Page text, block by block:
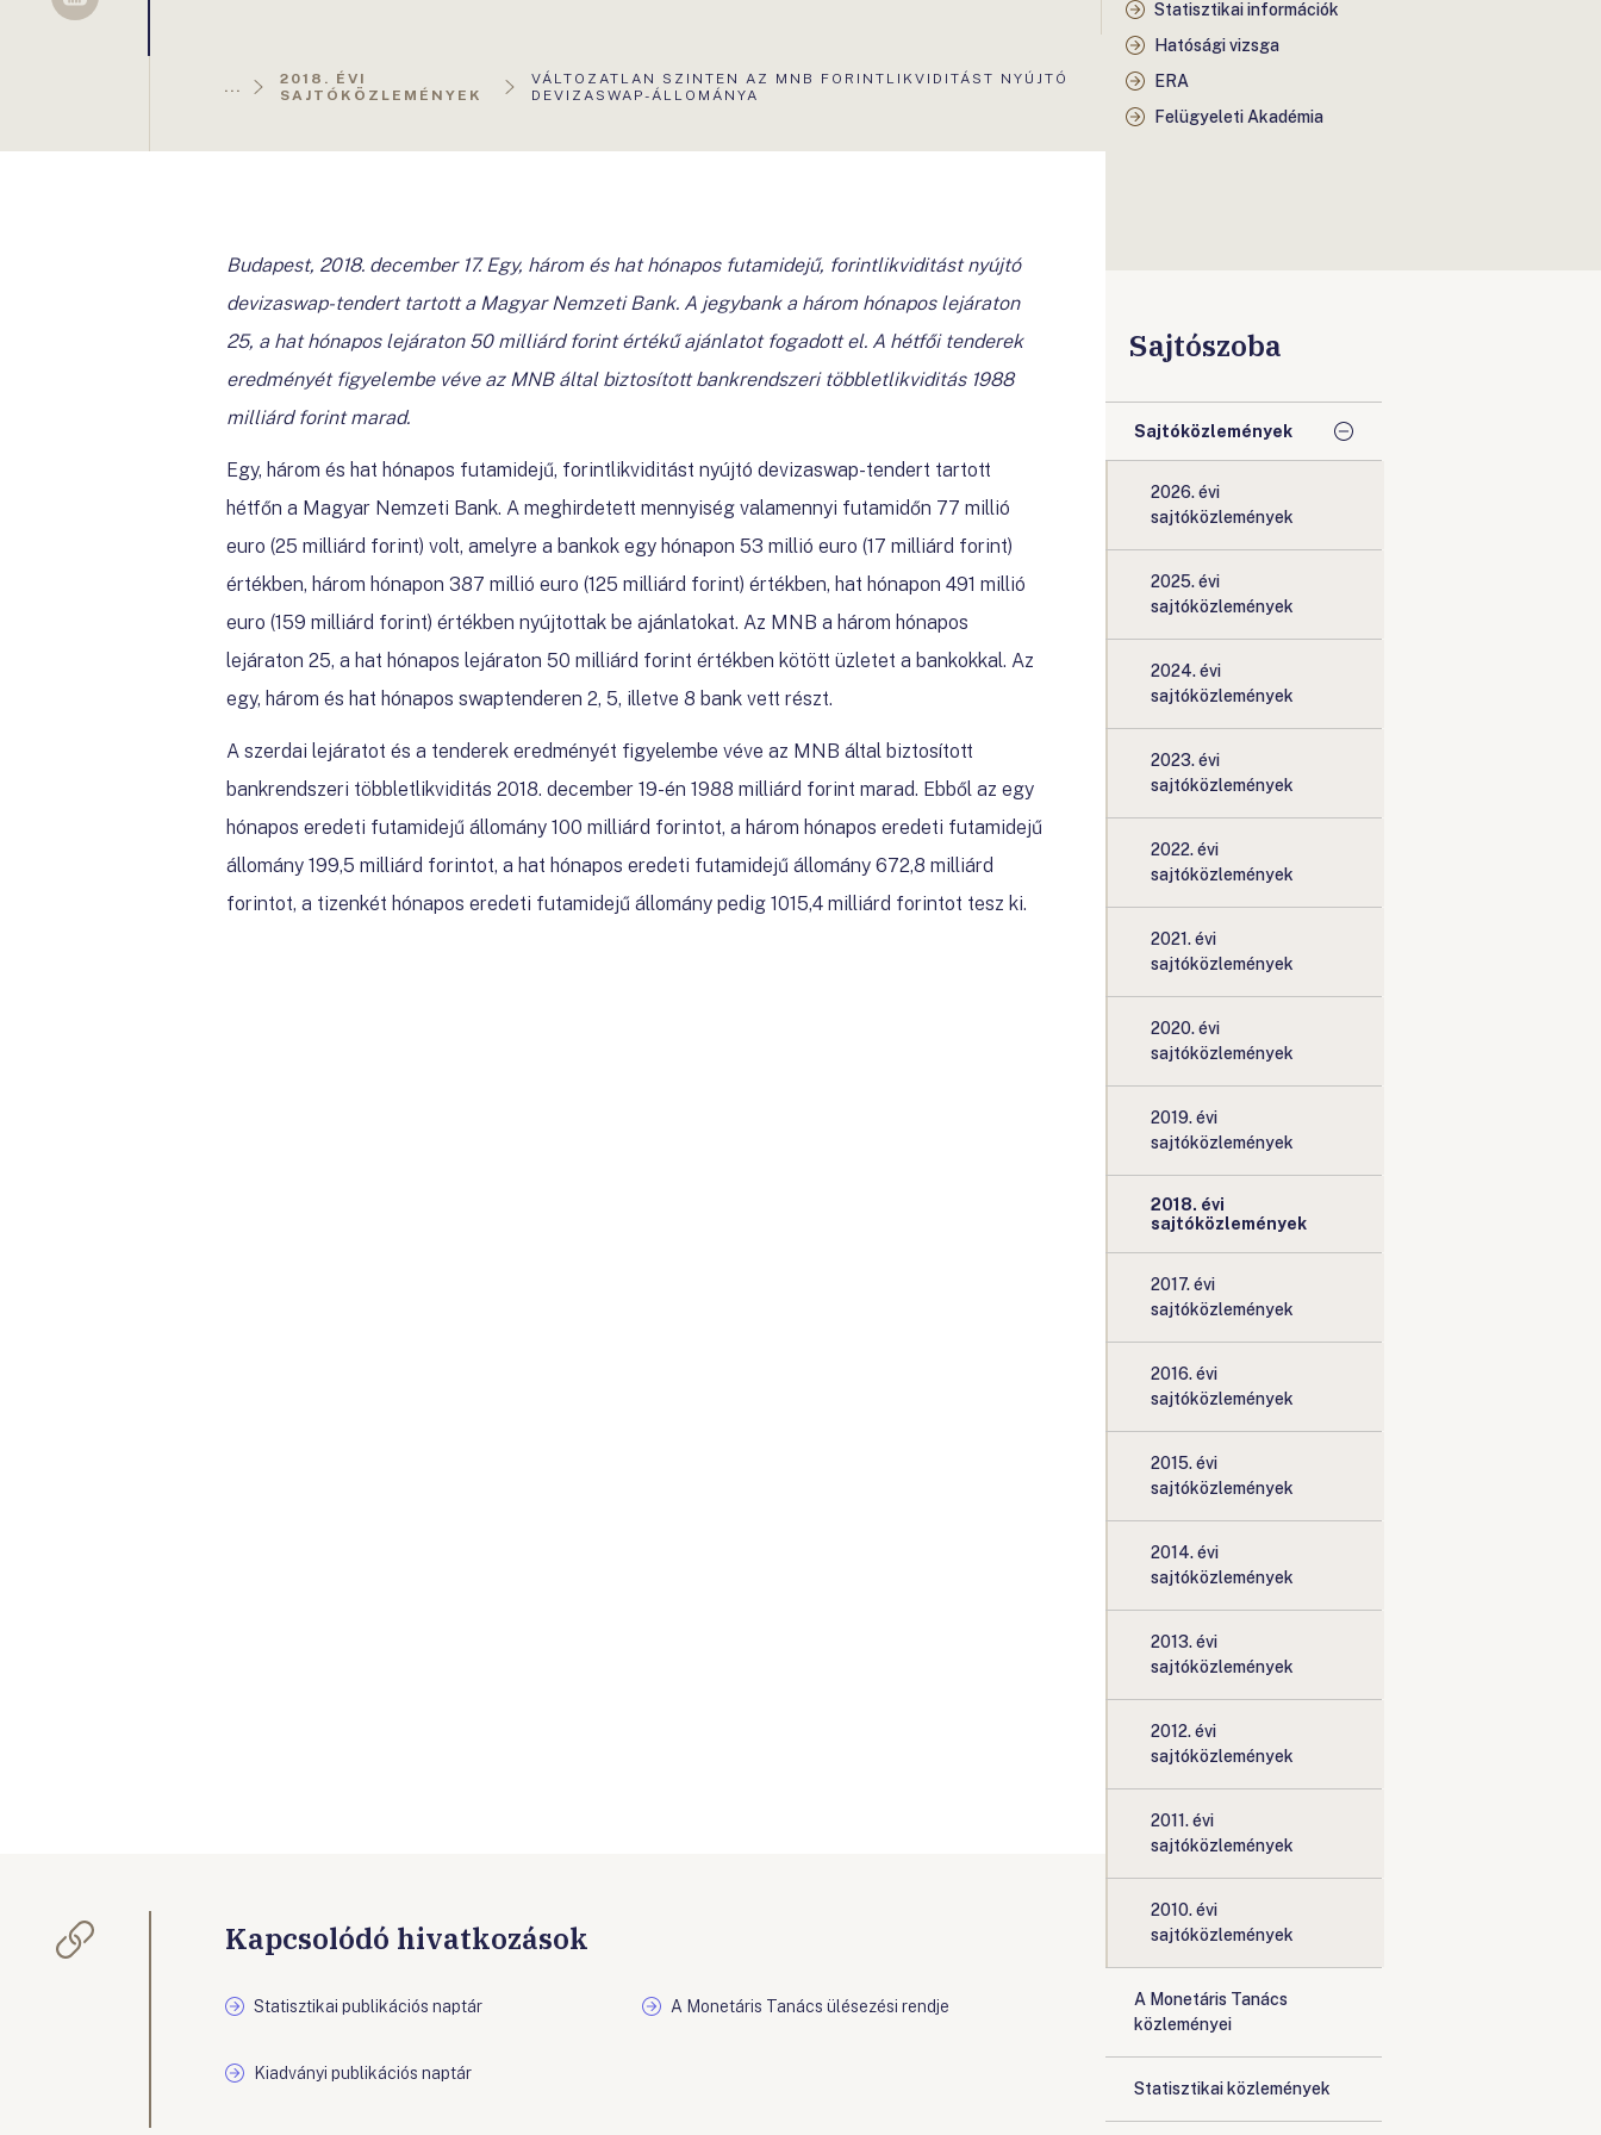
Sellsy
...
2018. ÉVI
SAJTÓKÖZLEMÉNYEK
AKTUÁLIS
OLDAL:
VÁLTOZATLAN SZINTEN AZ MNB FORINTLIKVIDITÁST NYÚJTÓ
DEVIZASWAP-ÁLLOMÁNYA
Statisztikai információk
Hatósági vizsga
ERA
Felügyeleti Akadémia
Budapest, 2018. december 17. Egy, három és hat hónapos futamidejű, forintlikviditást nyújtó
devizaswap-tendert tartott a Magyar Nemzeti Bank. A jegybank a három hónapos lejáraton
25, a hat hónapos lejáraton 50 milliárd forint értékű ajánlatot fogadott el. A hétfői tenderek
eredményét figyelembe véve az MNB által biztosított bankrendszeri többletlikviditás 1988
milliárd forint marad.
Egy, három és hat hónapos futamidejű, forintlikviditást nyújtó devizaswap-tendert tartott
hétfőn a Magyar Nemzeti Bank. A meghirdetett mennyiség valamennyi futamidőn 77 millió
euro (25 milliárd forint) volt, amelyre a bankok egy hónapon 53 millió euro (17 milliárd forint)
értékben, három hónapon 387 millió euro (125 milliárd forint) értékben, hat hónapon 491 millió
euro (159 milliárd forint) értékben nyújtottak be ajánlatokat. Az MNB a három hónapos
lejáraton 25, a hat hónapos lejáraton 50 milliárd forint értékben kötött üzletet a bankokkal. Az
egy, három és hat hónapos swaptenderen 2, 5, illetve 8 bank vett részt.
A szerdai lejáratot és a tenderek eredményét figyelembe véve az MNB által biztosított
bankrendszeri többletlikviditás 2018. december 19-én 1988 milliárd forint marad. Ebből az egy
hónapos eredeti futamidejű állomány 100 milliárd forintot, a három hónapos eredeti futamidejű
állomány 199,5 milliárd forintot, a hat hónapos eredeti futamidejű állomány 672,8 milliárd
forintot, a tizenkét hónapos eredeti futamidejű állomány pedig 1015,4 milliárd forintot tesz ki.
Kapcsolódó hivatkozások
Statisztikai publikációs naptár A Monetáris Tanács ülésezési rendje
Kiadványi publikációs naptár
Sajtószoba
Sajtóközlemények
2026. évi
sajtóközlemények
2025. évi
sajtóközlemények
2024. évi
sajtóközlemények
2023. évi
sajtóközlemények
2022. évi
sajtóközlemények
2021. évi
sajtóközlemények
2020. évi
sajtóközlemények
2019. évi
sajtóközlemények
2018. évi
sajtóközlemények
2017. évi
sajtóközlemények
2016. évi
sajtóközlemények
2015. évi
sajtóközlemények
2014. évi
sajtóközlemények
2013. évi
sajtóközlemények
2012. évi
sajtóközlemények
2011. évi
sajtóközlemények
2010. évi
sajtóközlemények
A Monetáris Tanács
közleményei
Statisztikai közlemények